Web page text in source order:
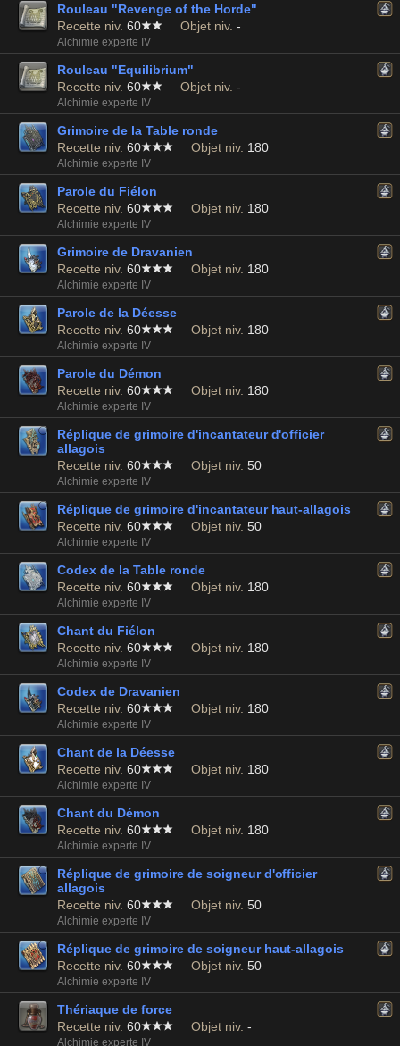
Rouleau "Revenge of the Horde"
Recette niv. 60 Objet niv. -
Alchimie experte IV
Rouleau "Equilibrium"
Recette niv. 60 Objet niv. -
Alchimie experte IV
Grimoire de la Table ronde
Recette niv. 60 Objet niv. 180
Alchimie experte IV
Parole du Fiélon
Recette niv. 60 Objet niv. 180
Alchimie experte IV
Grimoire de Dravanien
Recette niv. 60 Objet niv. 180
Alchimie experte IV
Parole de la Déesse
Recette niv. 60 Objet niv. 180
Alchimie experte IV
Parole du Démon
Recette niv. 60 Objet niv. 180
Alchimie experte IV
Réplique de grimoire d'incantateur d'officier
allagois
Recette niv. 60 Objet niv. 50
Alchimie experte IV
Réplique de grimoire d'incantateur haut-allagois
Recette niv. 60 Objet niv. 50
Alchimie experte IV
Codex de la Table ronde
Recette niv. 60 Objet niv. 180
Alchimie experte IV
Chant du Fiélon
Recette niv. 60 Objet niv. 180
Alchimie experte IV
Codex de Dravanien
Recette niv. 60 Objet niv. 180
Alchimie experte IV
Chant de la Déesse
Recette niv. 60 Objet niv. 180
Alchimie experte IV
Chant du Démon
Recette niv. 60 Objet niv. 180
Alchimie experte IV
Réplique de grimoire de soigneur d'officier
allagois
Recette niv. 60 Objet niv. 50
Alchimie experte IV
Réplique de grimoire de soigneur haut-allagois
Recette niv. 60 Objet niv. 50
Alchimie experte IV
Thériaque de force
Recette niv. 60 Objet niv. -
Alchimie experte IV